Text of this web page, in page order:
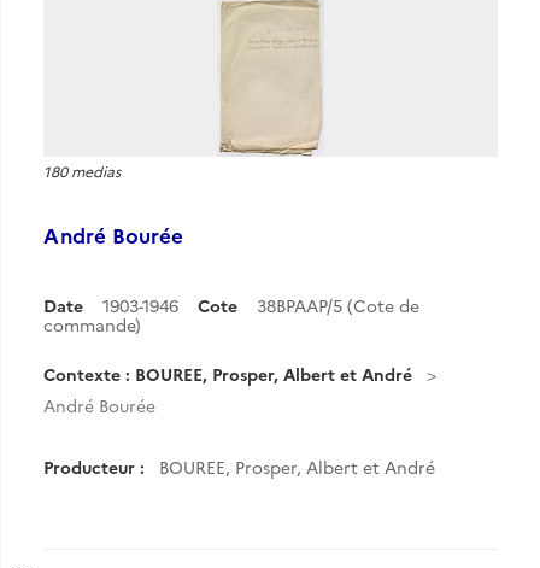
180 medias
André Bourée
Date 1903-1946 Cote
38BPAAP/5 (Cote de
commande)
Contexte : BOUREE, Prosper, Albert et André
André Bourée
Producteur : BOUREE, Prosper, Albert et André